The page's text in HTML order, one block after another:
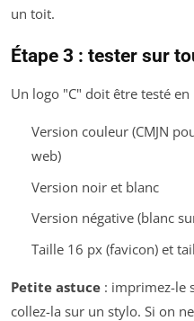
un toit.
Étape 3 : tester sur
Un logo "C" doit être testé en
Version couleur (CMJN
web)
Version noir et blanc
Version négative (blanc
Taille 16 px (favicon) et
Petite astuce : imprimez-le
collez-la sur un stylo. Si on